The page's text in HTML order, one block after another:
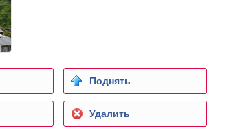
Поднять
Удалить